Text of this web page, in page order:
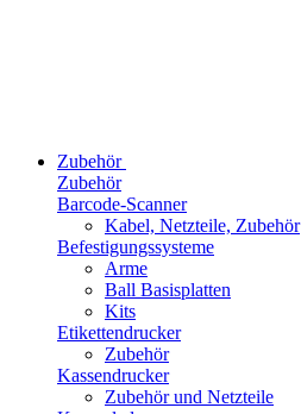
Zubehör
Zubehör
Barcode-Scanner
Kabel, Netzteile, Zubehör
Befestigungssysteme
Arme
Ball Basisplatten
Kits
Etikettendrucker
Zubehör
Kassendrucker
Zubehör und Netzteile